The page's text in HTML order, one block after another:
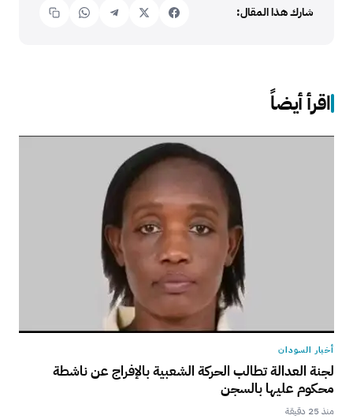
شارك هذا المقال:
اقرأ أيضاً
أخبار السودان
لجنة العدالة تطالب الحركة الشعبية بالإفراج عن ناشطة
محكوم عليها بالسجن
منذ 25 دقيقة